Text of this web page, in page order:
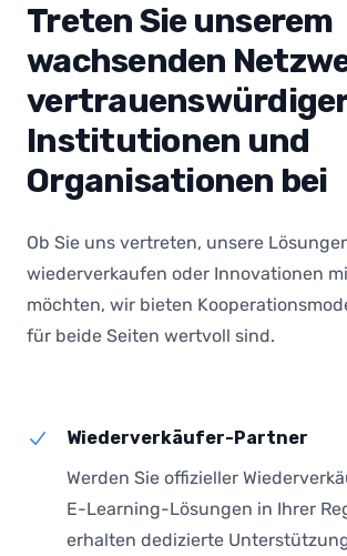
Treten Sie unserem
wachsenden
Institutionen und
Organisationen bei
Ob Sie uns vertreten, unsere
wiederverkaufen oder Innovationen
möchten, wir bieten
für beide Seiten wertvoll sind.
Wiederverkäufer-Partner
Werden Sie offizieller
E-Learning-Lösungen in Ihrer
erhalten dedizierte